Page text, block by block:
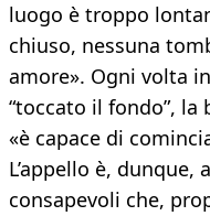
luogo è troppo
chiuso, nessuna
amore». Ogni volta
“toccato il fondo”, la
«è capace di
L’appello è, dunque,
consapevoli che,